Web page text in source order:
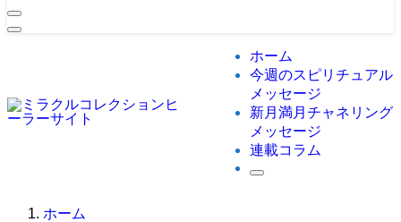
ホーム
今週のスピリチュアル
メッセージ
新月満月チャネリング
メッセージ
連載コラム
ホーム